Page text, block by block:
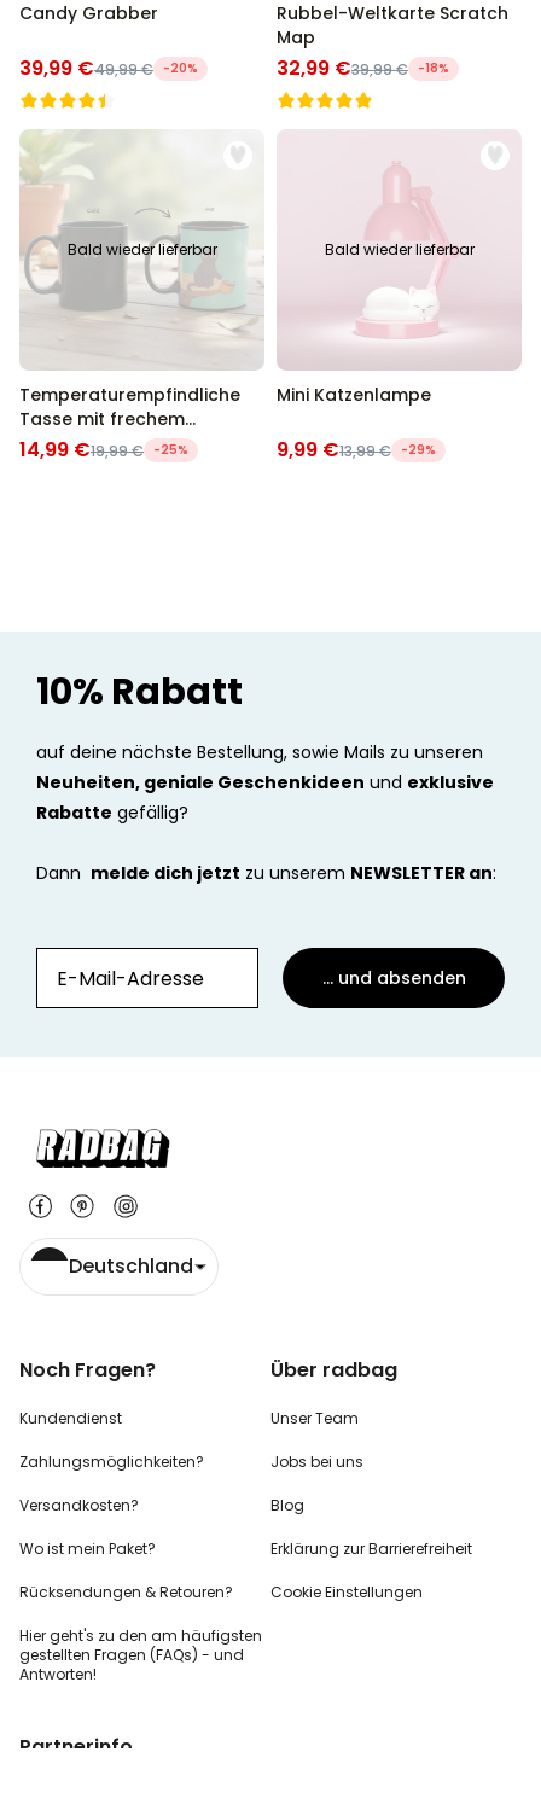
Candy Grabber
39,99 €49,99 € -20%
Rubbel-Weltkarte Scratch
Map
32,99 €39,99 € -18%
Bald wieder lieferbar
Temperaturempfindliche
Tasse mit frechem
Kätzchen
14,99 €19,99 € -25%
Bald wieder lieferbar
Mini Katzenlampe
9,99 €13,99 € -29%
10% Rabatt
auf deine nächste Bestellung, sowie Mails zu unseren
Neuheiten, geniale Geschenkideen und exklusive
Rabatte gefällig?
Dann melde dich jetzt zu unserem NEWSLETTER an:
... und absenden
Deutschland
Noch Fragen?
Kundendienst
Zahlungsmöglichkeiten?
Versandkosten?
Wo ist mein Paket?
Rücksendungen & Retouren?
Hier geht's zu den am häufigsten
gestellten Fragen (FAQs) - und
Antworten!
Über radbag
Unser Team
Jobs bei uns
Blog
Erklärung zur Barrierefreiheit
Cookie Einstellungen
Partnerinfo